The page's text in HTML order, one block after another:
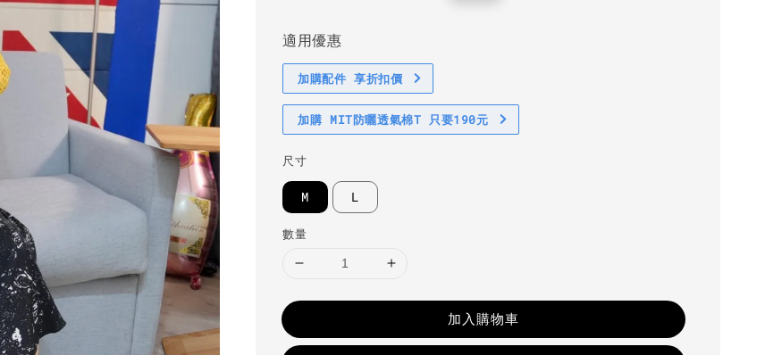
適用優惠
加購配件 享折扣價
加購 MIT防曬透氣棉T 只要190元
尺寸
M L
數量
加入購物車